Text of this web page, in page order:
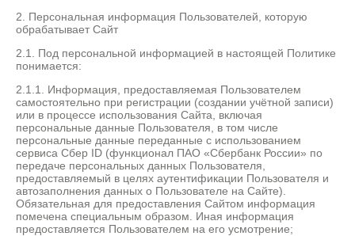
2. Персональная информация Пользователей, которую
обрабатывает Сайт
2.1. Под персональной информацией в настоящей Политике
понимается:
2.1.1. Информация, предоставляемая Пользователем
самостоятельно при регистрации (создании учётной записи)
или в процессе использования Сайта, включая
персональные данные Пользователя, в том числе
персональные данные переданные с использованием
сервиса Сбер ID (функционал ПАО «Сбербанк России» по
передаче персональных данных Пользователя,
предоставляемый в целях аутентификации Пользователя и
автозаполнения данных о Пользователе на Сайте).
Обязательная для предоставления Сайтом информация
помечена специальным образом. Иная информация
предоставляется Пользователем на его усмотрение;